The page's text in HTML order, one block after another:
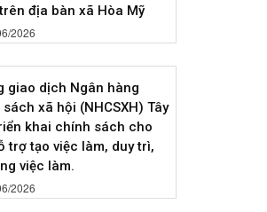
địa bàn xã Hòa Mỹ
2026
giao dịch Ngân hàng
sách xã hội (NHCSXH) Tây
khai chính sách cho
trợ tạo việc làm, duy trì,
việc làm.
2026